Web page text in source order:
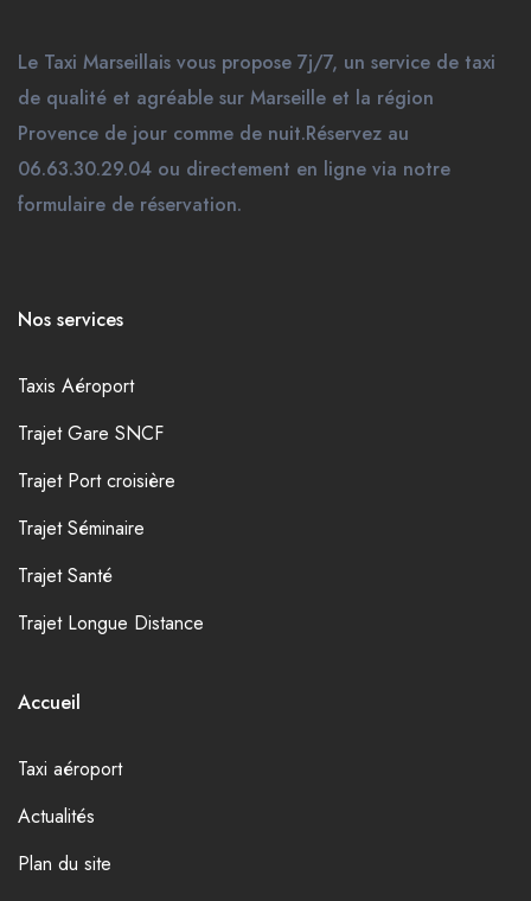
Le Taxi Marseillais vous propose 7j/7, un service de taxi
de qualité et agréable sur Marseille et la région
Provence de jour comme de nuit.Réservez au
06.63.30.29.04 ou directement en ligne via notre
formulaire de réservation.
Nos services
Taxis Aéroport
Trajet Gare SNCF
Trajet Port croisière
Trajet Séminaire
Trajet Santé
Trajet Longue Distance
Accueil
Taxi aéroport
Actualités
Plan du site